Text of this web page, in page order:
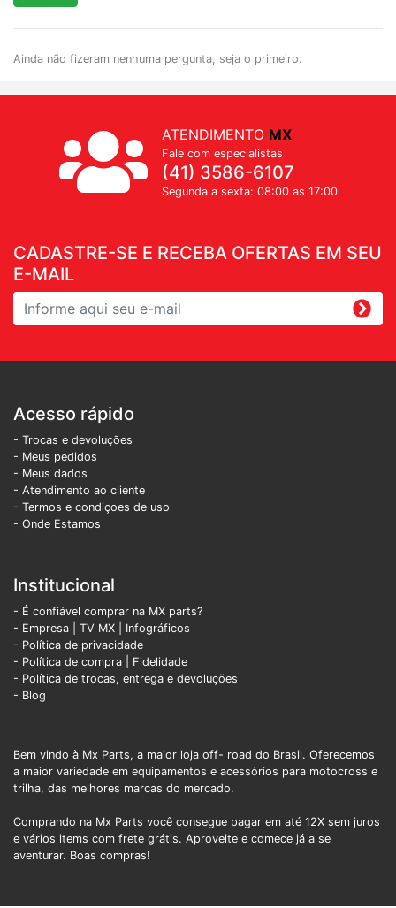
Ainda não fizeram nenhuma pergunta, seja o primeiro.
CADASTRE-SE E RECEBA OFERTAS EM SEU
E-MAIL
ATENDIMENTO MX
Fale com especialistas
(41) 3586-6107
Segunda a sexta: 08:00 as 17:00
Acesso rápido
- Trocas e devoluções
- Meus pedidos
- Meus dados
- Atendimento ao cliente
- Termos e condiçoes de uso
- Onde Estamos
Institucional
- É confiável comprar na MX parts?
- Empresa
TV MX
Infográficos
- Política de privacidade
- Política de compra | Fidelidade
- Política de trocas, entrega e devoluções
- Blog
Bem vindo à Mx Parts, a maior loja off- road do Brasil. Oferecemos
a maior variedade em equipamentos e acessórios para motocross e
trilha, das melhores marcas do mercado.
Comprando na Mx Parts você consegue pagar em até 12X sem juros
e vários items com frete grátis. Aproveite e comece já a se
aventurar. Boas compras!